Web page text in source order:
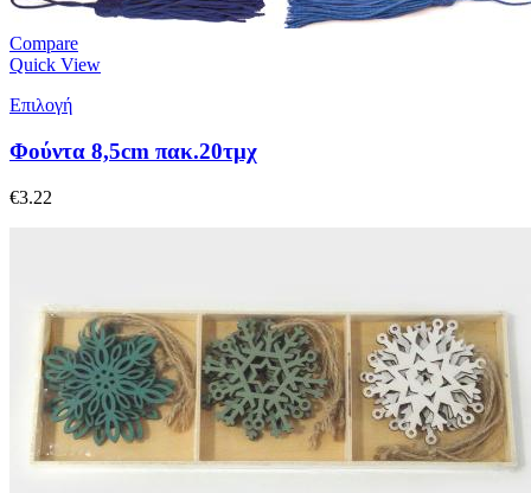
Compare
Quick View
Επιλογή
Φούντα 8,5cm πακ.20τμχ
€3.22